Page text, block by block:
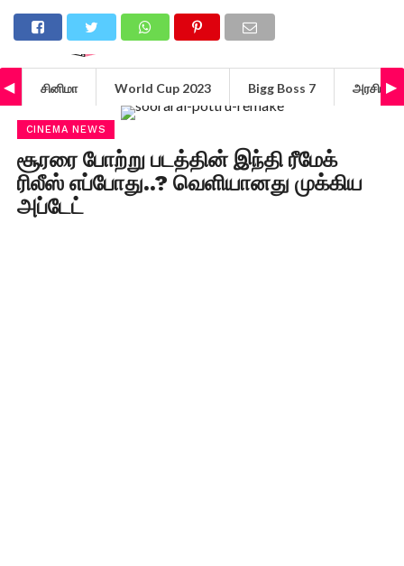
சினிமா World Cup 2023 Bigg Boss 7 அரசியல்
CINEMA NEWS
சூரரை போற்று படத்தின் இந்தி ரீமேக்
ரிலீஸ் எப்போது..? வெளியானது முக்கிய
அப்டேட்